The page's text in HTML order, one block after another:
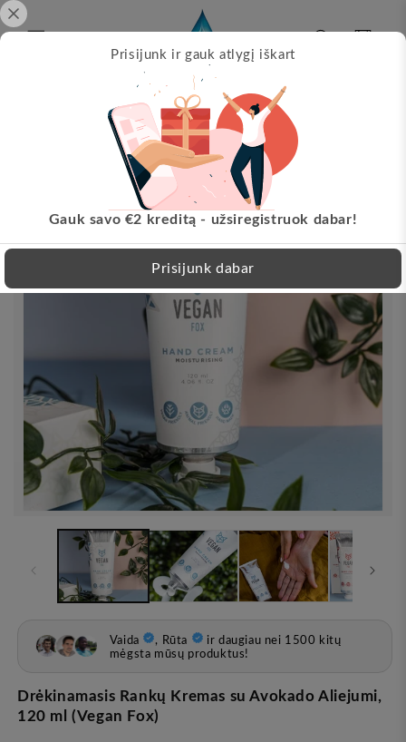
Pereikite
prie
turinio
Nemokamas pristatymas nuo 30 EUR!
žiniasklaida
Drėkinamasis Rankų Kremas su Avokado Aliejumi,
120 ml (Vegan Fox)
Prisijunk ir gauk atlygį iškart
Gauk savo €2 kreditą - užsiregistruok dabar!
Prisijunk dabar